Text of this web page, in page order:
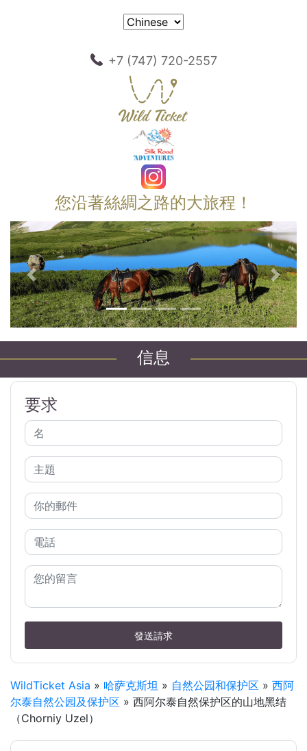
+7 (747) 720-2557
您沿著絲綢之路的大旅程！
以前的 下一個
信息
要求
發送請求
WildTicket Asia » 哈萨克斯坦 » 自然公园和保护区 » 西阿
尔泰自然公园及保护区 » 西阿尔泰自然保护区的山地黑结
（Chorniy Uzel）